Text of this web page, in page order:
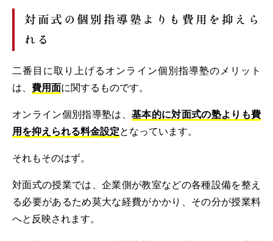
対面式の個別指導塾よりも費用を抑えら
れる
二番目に取り上げるオンライン個別指導塾のメリット
は、 費用面に関するものです。
オンライン個別指導塾は、 基本的に対面式の塾よりも費
用を抑えられる料金設定となっています。
それもそのはず。
対面式の授業では、企業側が教室などの各種設備を整え
る必要があるため莫大な経費がかかり、その分が授業料
へと反映されます。